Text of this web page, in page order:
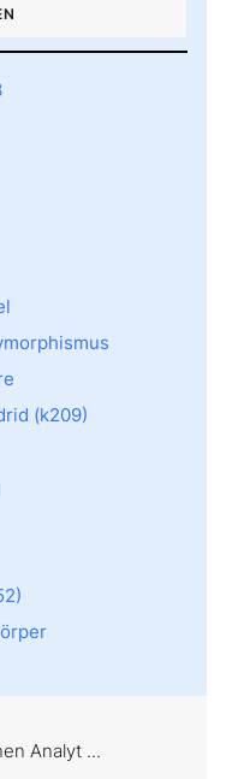
(k209)
Analyt ...